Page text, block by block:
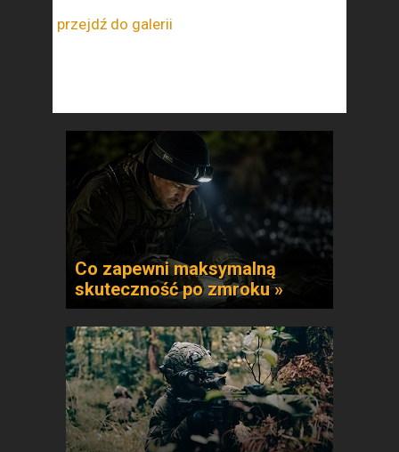
przejdź do galerii
Co zapewni maksymalną
skuteczność po zmroku »